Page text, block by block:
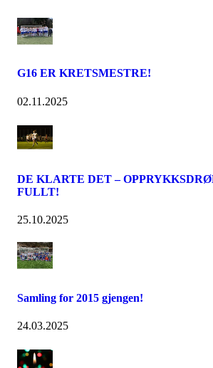
G16 ER KRETSMESTRE!
02.11.2025
DE KLARTE DET –
FULLT!
25.10.2025
Samling for 2015 gjengen!
24.03.2025